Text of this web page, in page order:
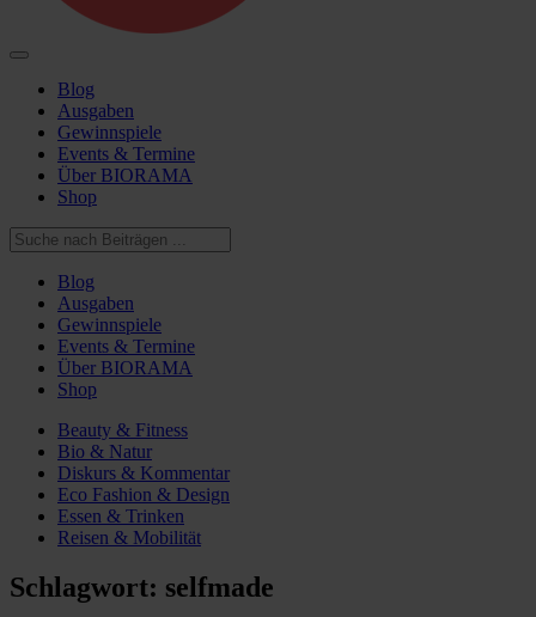
Blog
Ausgaben
Gewinnspiele
Events & Termine
Über BIORAMA
Shop
Blog
Ausgaben
Gewinnspiele
Events & Termine
Über BIORAMA
Shop
Beauty & Fitness
Bio & Natur
Diskurs & Kommentar
Eco Fashion & Design
Essen & Trinken
Reisen & Mobilität
Schlagwort: selfmade